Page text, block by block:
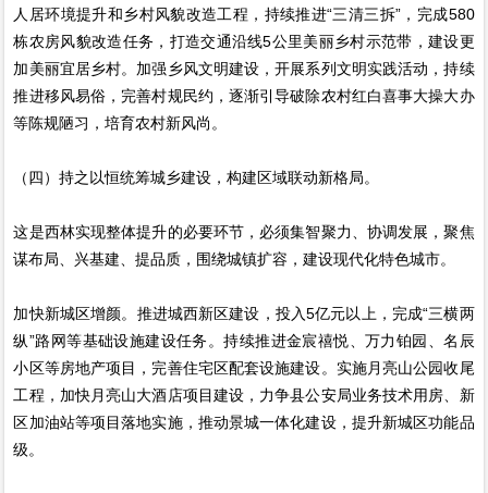
人居环境提升和乡村风貌改造工程，持续推进“三清三拆”，完成580
栋农房风貌改造任务，打造交通沿线5公里美丽乡村示范带，建设更
加美丽宜居乡村。加强乡风文明建设，开展系列文明实践活动，持续
推进移风易俗，完善村规民约，逐渐引导破除农村红白喜事大操大办
等陈规陋习，培育农村新风尚。
（四）持之以恒统筹城乡建设，构建区域联动新格局。
这是西林实现整体提升的必要环节，必须集智聚力、协调发展，聚焦
谋布局、兴基建、提品质，围绕城镇扩容，建设现代化特色城市。
加快新城区增颜。推进城西新区建设，投入5亿元以上，完成“三横两
纵”路网等基础设施建设任务。持续推进金宸禧悦、万力铂园、名辰
小区等房地产项目，完善住宅区配套设施建设。实施月亮山公园收尾
工程，加快月亮山大酒店项目建设，力争县公安局业务技术用房、新
区加油站等项目落地实施，推动景城一体化建设，提升新城区功能品
级。